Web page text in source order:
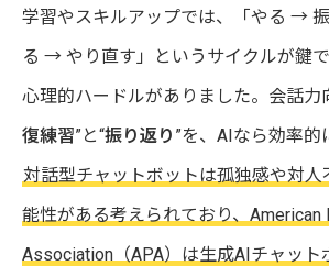
学習やスキルアップでは、「やる →
る → やり直す」というサイクルが鍵
心理的ハードルがありました。会話力
復練習”と“振り返り ”を、AIなら効率的
対話型チャットボットは孤独感や対人
能性がある考えられており、American
Association（APA）は生成AIチャット